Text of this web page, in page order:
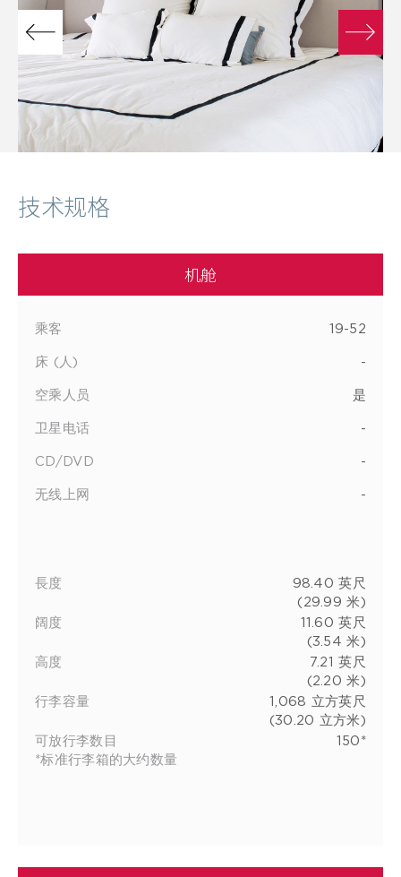
技术规格
机舱
乘客 19-52
床 (人) -
空乘人员 是
卫星电话 -
CD/DVD -
无线上网 -
長度
98.40 英尺
(29.99 米)
阔度
11.60 英尺
(3.54 米)
高度
7.21 英尺
(2.20 米)
行李容量
1,068 立方英尺
(30.20 立方米)
可放行李数目
*标准行李箱的大约数量
150*